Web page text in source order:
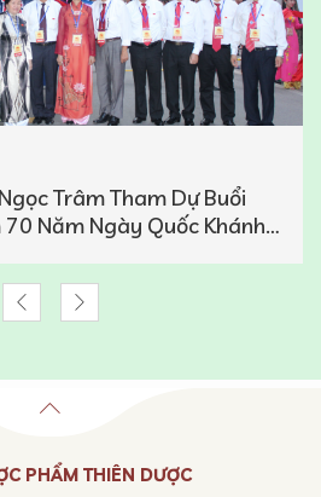
Trâm Tham Dự Buổi
70 Năm Ngày Quốc Khánh
PHẨM THIÊN DƯỢC